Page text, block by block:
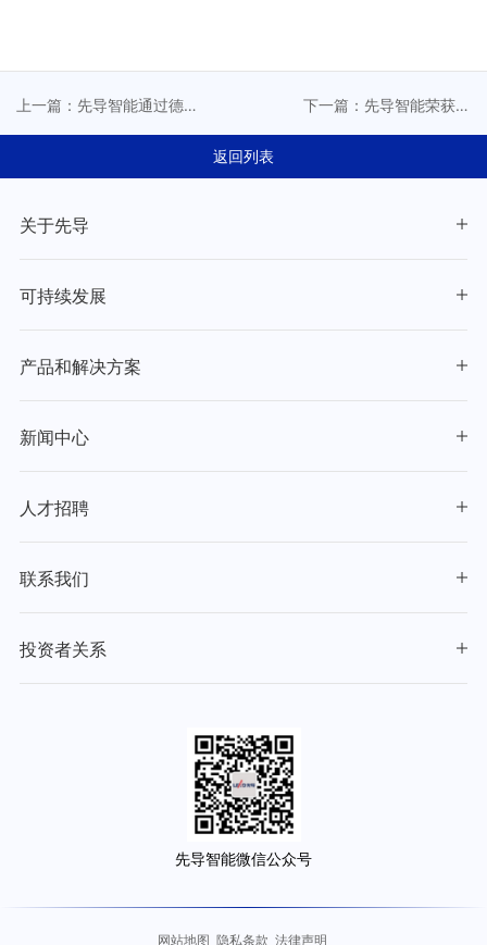
上一篇：先导智能通过德
强力支持
下一篇：先导智能荣获领
返回列表
关于先导
可持续发展
产品和解决方案
新闻中心
人才招聘
联系我们
投资者关系
先导智能微信公众号
网站地图 隐私条款 法律声明